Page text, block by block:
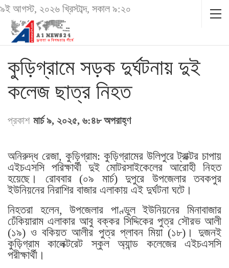
৯ই আগস্ট, ২০২৬ খ্রিস্টাব্দ, সকাল ৯:২০
কুড়িগ্রামে সড়ক দুর্ঘটনায় দুই
কলেজ ছাত্র নিহত
প্রকাশ মার্চ ৯, ২০২৫, ৬:৪৮ অপরাহ্ণ
অনিরুদ্ধ রেজা, কুড়িগ্রাম: কুড়িগ্রামের উলিপুরে ট্রাক্টর চাপায়
এইচএসসি পরিক্ষার্থী দুই মোটরসাইকেলের আরোহী নিহত
হয়েছে। রোববার (০৯ মার্চ) দুপুরে উপজেলার তবকপুর
ইউনিয়নের নিরাশির বাজার এলাকায় এই দুর্ঘটনা ঘটে।
নিহতরা হলেন, উপজেলার পাণ্ডুল ইউনিয়নের মিনাবাজার
ঢেঁকিয়ারাম এলাকার আবু বক্কর সিদ্দিকের পুত্র সৌরভ আলী
(১৯) ও বকিয়ত আলীর পুত্র প্লাবন মিয়া (১৮)। দুজনই
কুড়িগ্রাম কালেক্টরেট স্কুল অ‌্যান্ড কলেজের এইচএসসি
পরীক্ষার্থী।